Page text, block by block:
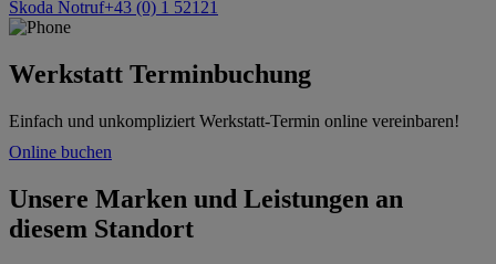
Škoda Notruf+43 (0) 1 52121
Werkstatt Terminbuchung
Einfach und unkompliziert Werkstatt-Termin online vereinbaren!
Online buchen
Unsere Marken und Leistungen an
diesem Standort